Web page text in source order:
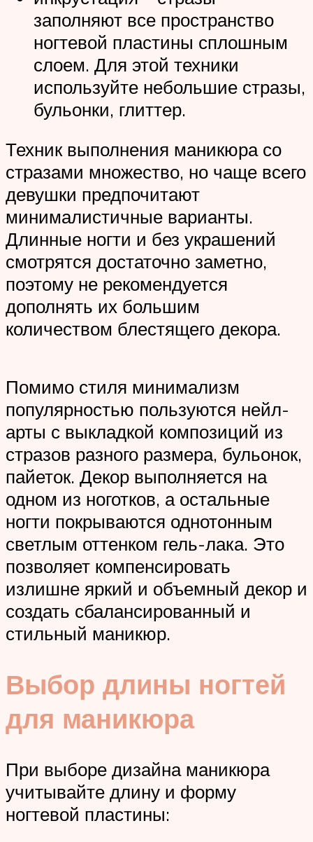
заполняют все пространство
ногтевой пластины сплошным
слоем. Для этой техники
используйте небольшие стразы,
бульонки, глиттер.
Техник выполнения маникюра со
стразами множество, но чаще всего
девушки предпочитают
минималистичные варианты.
Длинные ногти и без украшений
смотрятся достаточно заметно,
поэтому не рекомендуется
дополнять их большим
количеством блестящего декора.
Помимо стиля минимализм
популярностью пользуются нейл-
арты с выкладкой композиций из
стразов разного размера, бульонок,
пайеток. Декор выполняется на
одном из ноготков, а остальные
ногти покрываются однотонным
светлым оттенком гель-лака. Это
позволяет компенсировать
излишне яркий и объемный декор и
создать сбалансированный и
стильный маникюр.
Выбор длины ногтей
для маникюра
При выборе дизайна маникюра
учитывайте длину и форму
ногтевой пластины: